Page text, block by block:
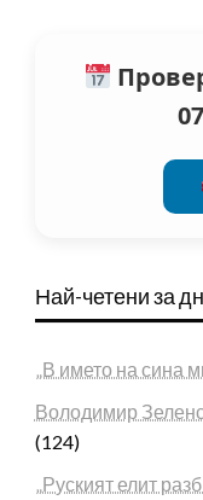
Най-четени за
„В името на сина
Володимир
(124)
„Руският елит